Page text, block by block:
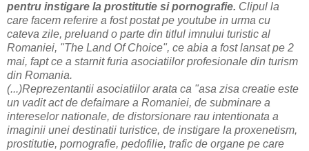
pentru instigare la prostitutie si pornografie. Clipul la
care facem referire a fost postat pe youtube in urma cu
cateva zile, preluand o parte din titlul imnului turistic al
Romaniei, "The Land Of Choice", ce abia a fost lansat pe 2
mai, fapt ce a starnit furia asociatiilor profesionale din turism
din Romania.
(...)Reprezentantii asociatiilor arata ca "asa zisa creatie este
un vadit act de defaimare a Romaniei, de subminare a
intereselor nationale, de distorsionare rau intentionata a
imaginii unei destinatii turistice, de instigare la proxenetism,
prostitutie, pornografie, pedofilie, trafic de organe pe care